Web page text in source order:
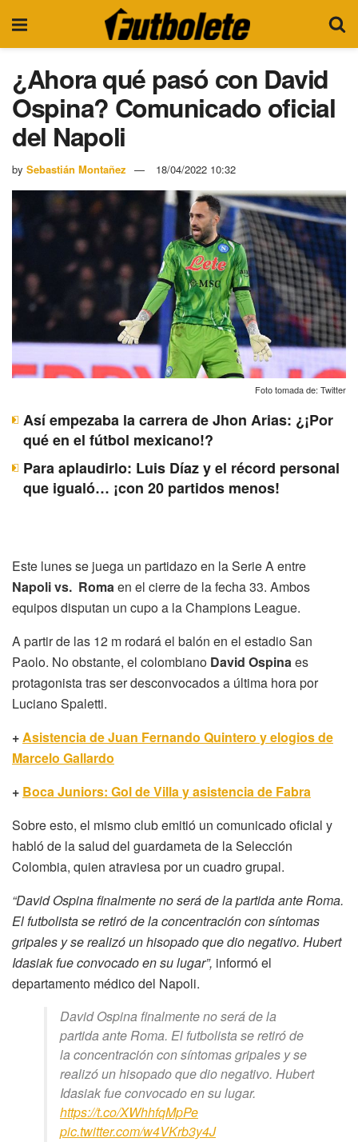
¿Ahora qué pasó con David
Ospina? Comunicado oficial
del Napoli
by Sebastián Montañez 18/04/2022 10:32
Foto tomada de: Twitter
Así empezaba la carrera de Jhon Arias: ¿¡Por
qué en el fútbol mexicano!?
Para aplaudirlo: Luis Díaz y el récord personal
que igualó… ¡con 20 partidos menos!
Este lunes se juega un partidazo en la Serie A entre
Napoli vs. Romaen el cierre de la fecha 33. Ambos
equipos disputan un cupo a la Champions League.
A partir de las 12 m rodará el balón en el estadio San
Paolo. No obstante, el colombiano David Ospinaes
protagonista tras ser desconvocados a última hora por
Luciano Spaletti.
+Asistencia de Juan Fernando Quintero y elogios de
Marcelo Gallardo
+ Boca Juniors: Gol de Villa y asistencia de Fabra
Sobre esto, el mismo club emitió un comunicado oficial y
habló de la salud del guardameta de la Selección
Colombia, quien atraviesa por un cuadro grupal.
“David Ospina finalmente no será de la partida ante Roma.
El futbolista se retiró de la concentración con síntomas
gripales y se realizó un hisopado que dio negativo. Hubert
Idasiak fue convocado en su lugar”, informó el
departamento médico del Napoli.
David Ospina finalmente no será de la
partida ante Roma. El futbolista se retiró de
la concentración con síntomas gripales y se
realizó un hisopado que dio negativo. Hubert
Idasiak fue convocado en su lugar.
https://t.co/XWhhfqMpPe
pic.twitter.com/w4VKrb3y4J